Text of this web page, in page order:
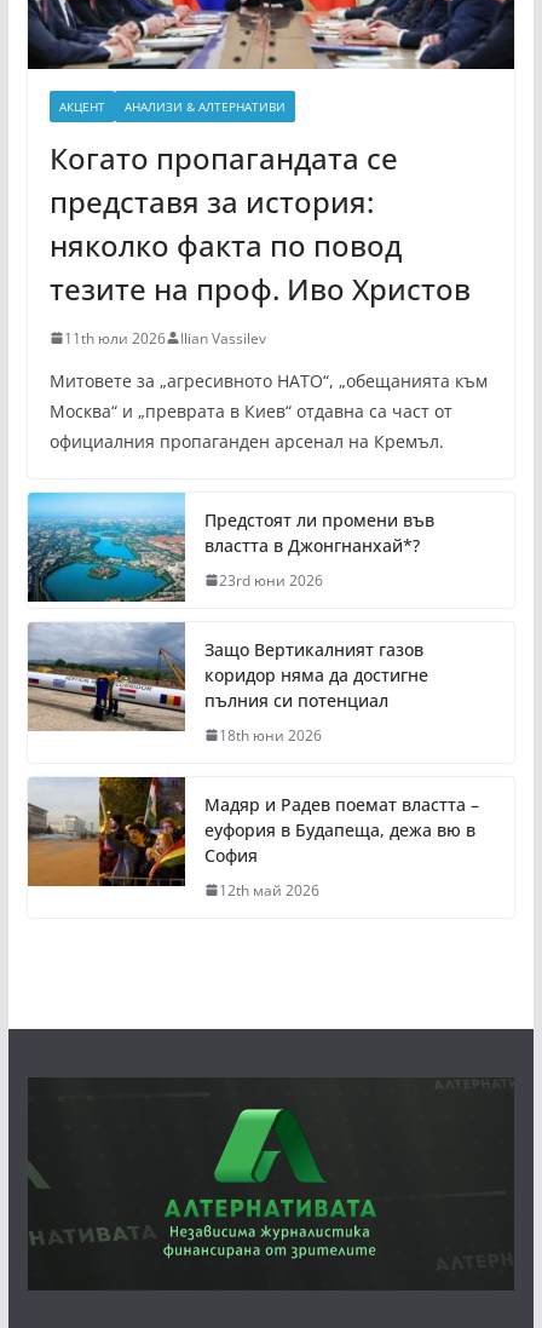
АКЦЕНТ АНАЛИЗИ & АЛТЕРНАТИВИ
Когато пропагандата се
представя за история:
няколко факта по повод
тезите на проф. Иво Христов
11th юли 2026 Ilian Vassilev
Митовете за „агресивното НАТО“, „обещанията към
Москва“ и „преврата в Киев“ отдавна са част от
официалния пропаганден арсенал на Кремъл.
Предстоят ли промени във
властта в Джонгнанхай*?
23rd юни 2026
Защо Вертикалният газов
коридор няма да достигне
пълния си потенциал
18th юни 2026
Мадяр и Радев поемат властта –
еуфория в Будапеща, дежа вю в
София
12th май 2026